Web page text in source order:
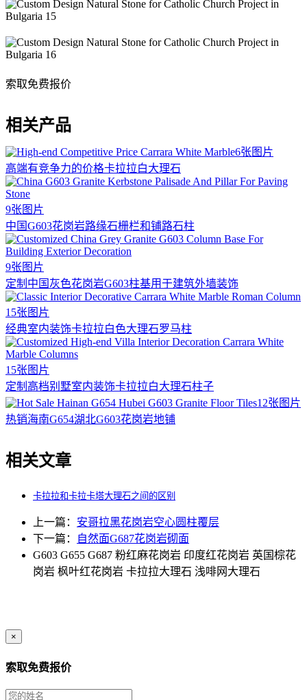
索取免费报价
相关产品
6张图片
高端有竞争力的价格卡拉拉白大理石
9张图片
中国G603花岗岩路缘石栅栏和铺路石柱
9张图片
定制中国灰色花岗岩G603柱基用于建筑外墙装饰
15张图片
经典室内装饰卡拉拉白色大理石罗马柱
15张图片
定制高档别墅室内装饰卡拉拉白大理石柱子
12张图片
热销海南G654湖北G603花岗岩地铺
相关文章
卡拉拉和卡拉卡塔大理石之间的区别
上一篇： 安哥拉黑花岗岩空心圆柱覆层
下一篇：
自然面G687花岗岩砌面
G603 G655 G687 粉红麻花岗岩 印度红花岗岩 英国棕花
岗岩 枫叶红花岗岩 卡拉拉大理石 浅啡网大理石
×
索取免费报价